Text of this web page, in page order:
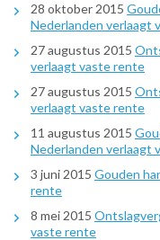
28 oktober 2015
Nederlanden verlaagt
27 augustus 2015
verlaagt vaste rente
27 augustus 2015
verlaagt vaste rente
11 augustus 2015
Nederlanden verlaagt
3 juni 2015 Gouden
rente
8 mei 2015
vaste rente